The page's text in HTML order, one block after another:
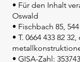
• Für den Inhalt
Oswald
• Fischbach 85,
• T. 0664 433 82 32,
• GISA-Zahl: